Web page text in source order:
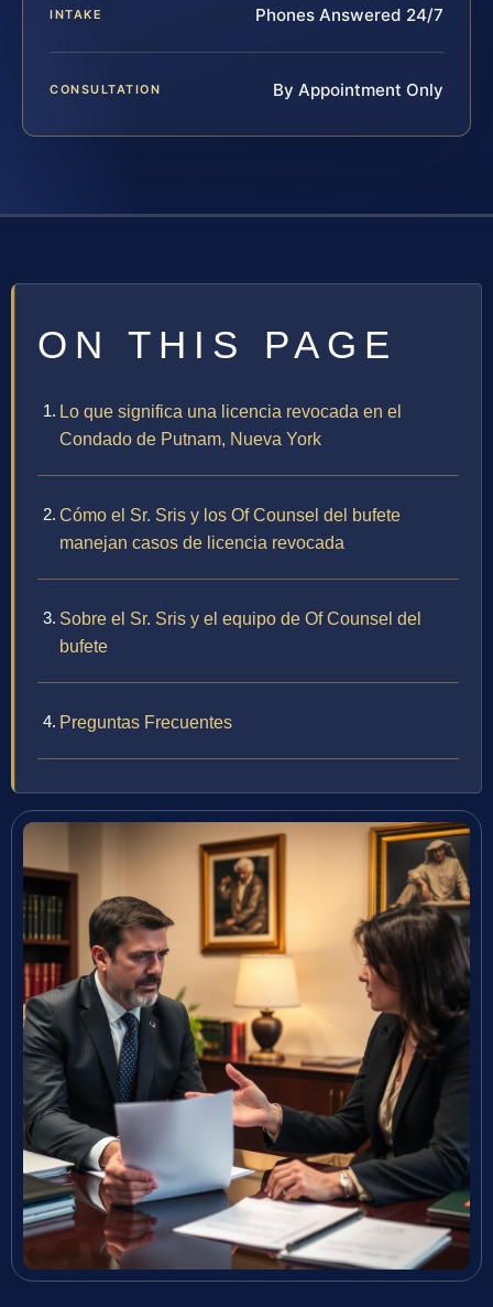
INTAKE Phones Answered 24/7
CONSULTATION By Appointment Only
ON THIS PAGE
Lo que significa una licencia revocada en el
Condado de Putnam, Nueva York
Cómo el Sr. Sris y los Of Counsel del bufete
manejan casos de licencia revocada
Sobre el Sr. Sris y el equipo de Of Counsel del
bufete
Preguntas Frecuentes